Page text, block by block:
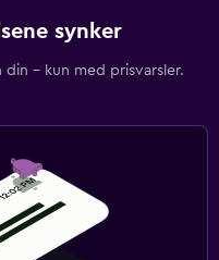
synker
– kun med prisvarsler.